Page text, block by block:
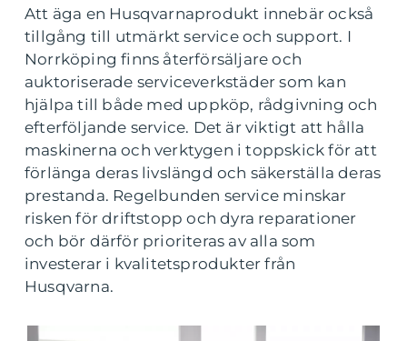
Att äga en Husqvarnaprodukt innebär också
tillgång till utmärkt service och support. I
Norrköping finns återförsäljare och
auktoriserade serviceverkstäder som kan
hjälpa till både med uppköp, rådgivning och
efterföljande service. Det är viktigt att hålla
maskinerna och verktygen i toppskick för att
förlänga deras livslängd och säkerställa deras
prestanda. Regelbunden service minskar
risken för driftstopp och dyra reparationer
och bör därför prioriteras av alla som
investerar i kvalitetsprodukter från
Husqvarna.